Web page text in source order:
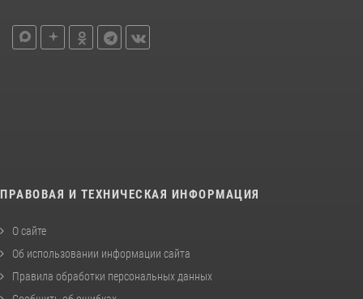
ПРАВОВАЯ И ТЕХНИЧЕСКАЯ ИНФОРМАЦИЯ
О сайте
Об использовании информации сайта
Правила обработки персональных данных